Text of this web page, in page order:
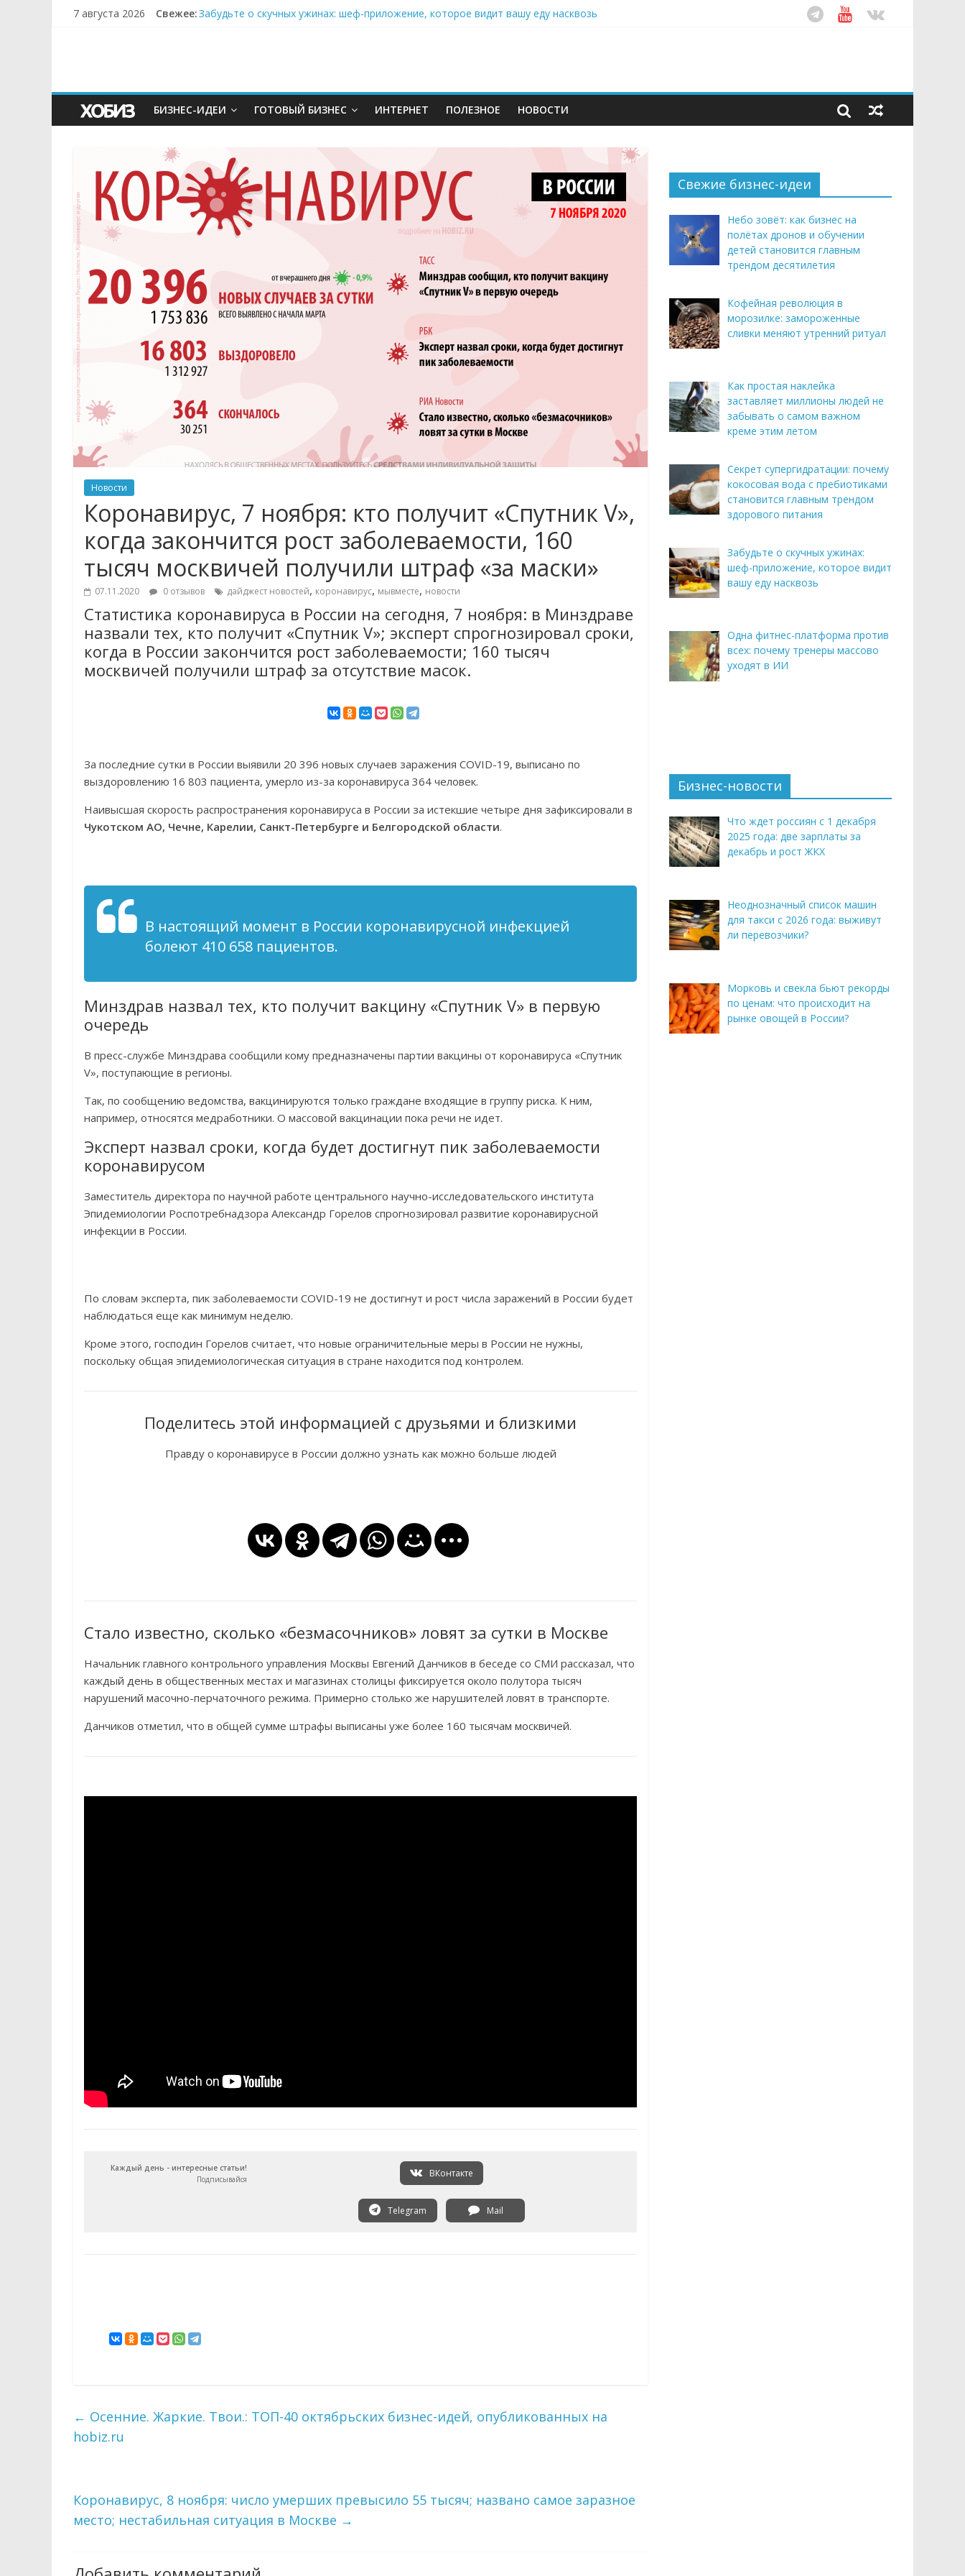
7 августа 2026 Свежее:Забудьте о скучных ужинах: шеф-приложение, которое видит вашу еду насквозь
БИЗНЕС-ИДЕИ ГОТОВЫЙ БИЗНЕС ИНТЕРНЕТ ПОЛЕЗНОЕ НОВОСТИ
Новости
Коронавирус, 7 ноября: кто получит «Спутник V»,
когда закончится рост заболеваемости, 160
тысяч москвичей получили штраф «за маски»
07.11.2020 0 отзывов дайджест новостей, коронавирус, мывместе, новости
Статистика коронавируса в России на сегодня, 7 ноября: в Минздраве
назвали тех, кто получит «Спутник V»; эксперт спрогнозировал сроки,
когда в России закончится рост заболеваемости; 160 тысяч
москвичей получили штраф за отсутствие масок.
За последние сутки в России выявили 20 396 новых случаев заражения COVID-19, выписано по
выздоровлению 16 803 пациента, умерло из-за коронавируса 364 человек.
Наивысшая скорость распространения коронавируса в России за истекшие четыре дня зафиксировали в
Чукотском АО, Чечне, Карелии, Санкт-Петербурге и Белгородской области.
В настоящий момент в России коронавирусной инфекцией
болеют 410 658 пациентов.
Минздрав назвал тех, кто получит вакцину «Спутник V» в первую
очередь
В пресс-службе Минздрава сообщили кому предназначены партии вакцины от коронавируса «Спутник
V», поступающие в регионы.
Так, по сообщению ведомства, вакцинируются только граждане входящие в группу риска. К ним,
например, относятся медработники. О массовой вакцинации пока речи не идет.
Эксперт назвал сроки, когда будет достигнут пик заболеваемости
коронавирусом
Заместитель директора по научной работе центрального научно-исследовательского института
Эпидемиологии Роспотребнадзора Александр Горелов спрогнозировал развитие коронавирусной
инфекции в России.
По словам эксперта, пик заболеваемости COVID-19 не достигнут и рост числа заражений в России будет
наблюдаться еще как минимум неделю.
Кроме этого, господин Горелов считает, что новые ограничительные меры в России не нужны,
поскольку общая эпидемиологическая ситуация в стране находится под контролем.
Поделитесь этой информацией с друзьями и близкими
Правду о коронавирусе в России должно узнать как можно больше людей
Стало известно, сколько «безмасочников» ловят за сутки в Москве
Начальник главного контрольного управления Москвы Евгений Данчиков в беседе со СМИ рассказал, что
каждый день в общественных местах и магазинах столицы фиксируется около полутора тысяч
нарушений масочно-перчаточного режима. Примерно столько же нарушителей ловят в транспорте.
Данчиков отметил, что в общей сумме штрафы выписаны уже более 160 тысячам москвичей.
Каждый день - интересные статьи!
Подписывайся
ВКонтакте
Telegram Mail
← Осенние. Жаркие. Твои.: ТОП-40 октябрьских бизнес-идей, опубликованных на
hobiz.ru
Коронавирус, 8 ноября: число умерших превысило 55 тысяч; названо самое заразное
место; нестабильная ситуация в Москве →
Свежие бизнес-идеи
Небо зовёт: как бизнес на
полётах дронов и обучении
детей становится главным
трендом десятилетия
Кофейная революция в
морозилке: замороженные
сливки меняют утренний ритуал
Как простая наклейка
заставляет миллионы людей не
забывать о самом важном
креме этим летом
Секрет супергидратации: почему
кокосовая вода с пребиотиками
становится главным трендом
здорового питания
Забудьте о скучных ужинах:
шеф-приложение, которое видит
вашу еду насквозь
Одна фитнес-платформа против
всех: почему тренеры массово
уходят в ИИ
Бизнес-новости
Что ждет россиян с 1 декабря
2025 года: две зарплаты за
декабрь и рост ЖКХ
Неоднозначный список машин
для такси с 2026 года: выживут
ли перевозчики?
Морковь и свекла бьют рекорды
по ценам: что происходит на
рынке овощей в России?